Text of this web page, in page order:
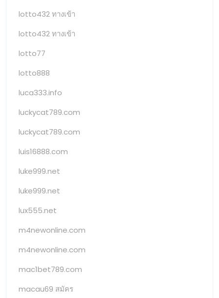
lotto432 ทางเข้า
lotto432 ทางเข้า
lotto77
lotto888
luca333.info
luckycat789.com
luckycat789.com
luis16888.com
luke999.net
luke999.net
lux555.net
m4newonline.com
m4newonline.com
mac1bet789.com
macau69 สมัคร